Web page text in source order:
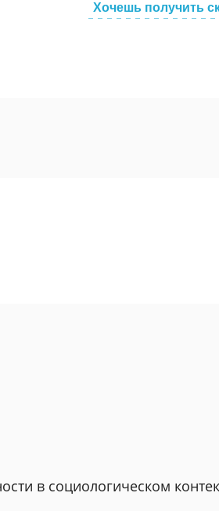
Хочешь получить
в социологическом